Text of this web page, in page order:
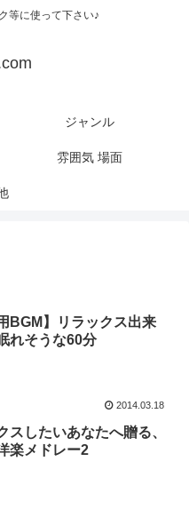
等に使って下さい♪
ジャンル
雰囲気 場面
BGM】リラックス出来
れそうな60分
2014.03.18
スしたいあなたへ贈る、
楽メドレー2